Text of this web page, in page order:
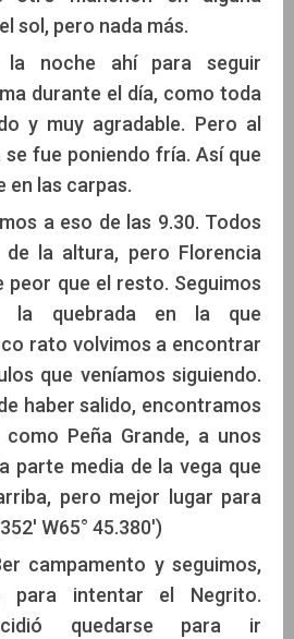
sol, pero nada más.
la noche ahí para seguir
durante el día, como toda
y muy agradable. Pero al
fue poniendo fría. Así que
en las carpas.
a eso de las 9.30. Todos
la altura, pero Florencia
peor que el resto. Seguimos
la quebrada en la que
rato volvimos a encontrar
que veníamos siguiendo.
haber salido, encontramos
Peña Grande, a unos
parte media de la vega que
pero mejor lugar para
W65° 45.380')
campamento y seguimos,
para intentar el Negrito.
quedarse para ir